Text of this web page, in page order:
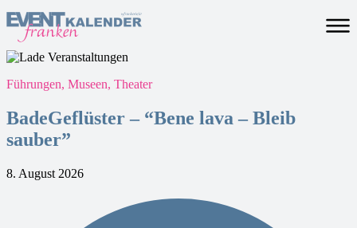
Führungen, Museen, Theater
BadeGeflüster – “Bene lava – Bleib
sauber”
8. August 2026